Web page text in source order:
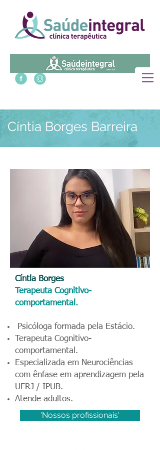
Cíntia Borges Barreira
Cíntia Borges
Terapeuta Cognitivo-
comportamental.
Psicóloga formada pela Estácio.
Terapeuta Cognitivo-
comportamental.
Especializada em Neurociências
com ênfase em aprendizagem pela
UFRJ / IPUB.
Atende adultos.
'Nossos profissionais'